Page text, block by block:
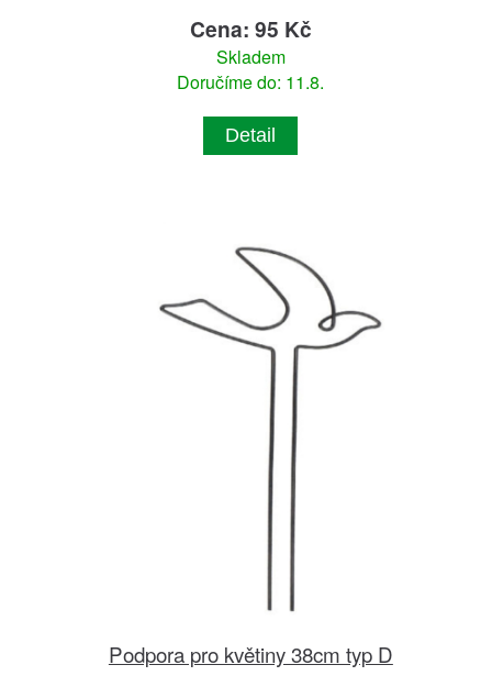
Cena: 95 Kč
Skladem
Doručíme do: 11.8.
Detail
Podpora pro květiny 38cm typ D